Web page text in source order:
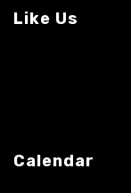
Like Us
Calendar